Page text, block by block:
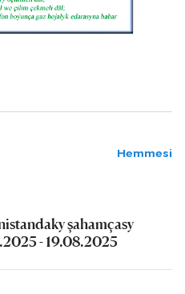
Hemmesi
şahamçasy
- 19.08.2025